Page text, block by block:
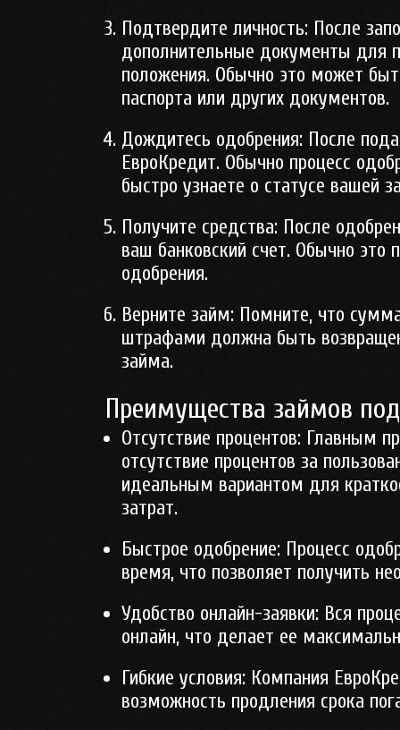
Подтвердите личность: После
дополнительные документы для
положения. Обычно это может
паспорта или других документов.
Дождитесь одобрения: После
ЕвроКредит. Обычно процесс
быстро узнаете о статусе вашей
Получите средства: После
ваш банковский счет. Обычно это
одобрения.
Верните займ: Помните, что
штрафами должна быть
займа.
Преимущества займов
Отсутствие процентов: Главным
отсутствие процентов за
идеальным вариантом для
затрат.
Быстрое одобрение: Процесс
время, что позволяет получить
Удобство онлайн-заявки: Вся
онлайн, что делает ее
Гибкие условия: Компания
возможность продления срока